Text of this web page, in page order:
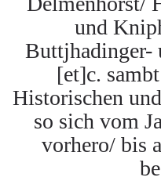
und
Buttjhadinger-
[et]c.
Historischen
so sich vom
vorhero/ bis